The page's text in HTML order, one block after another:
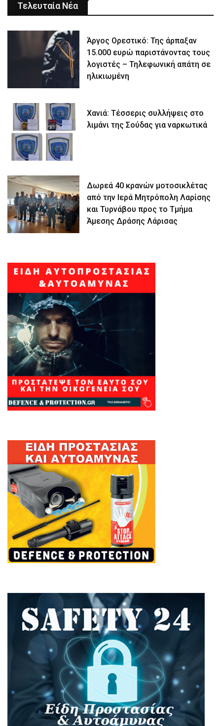
Τελευταία Νέα
Άργος Ορεστικό: Της άρπαξαν
15.000 ευρώ παριστάνοντας τους
λογιστές – Τηλεφωνική απάτη σε
ηλικιωμένη
Χανιά: Τέσσερις συλλήψεις στο
λιμάνι της Σούδας για ναρκωτικά
Δωρεά 40 κρανών μοτοσικλέτας
από την Ιερά Μητρόπολη Λαρίσης
και Τυρνάβου προς το Τμήμα
Άμεσης Δράσης Λάρισας